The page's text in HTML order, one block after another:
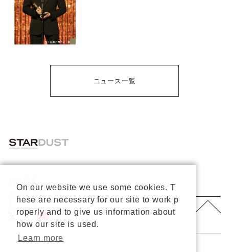
ニュース一覧
プライバシーポリシー
お問い合わせ
About Us
公式X
公式Youtube
On our website we use some cookies. T
hese are necessary for our site to work p
roperly and to give us information about
how our site is used.
Learn more